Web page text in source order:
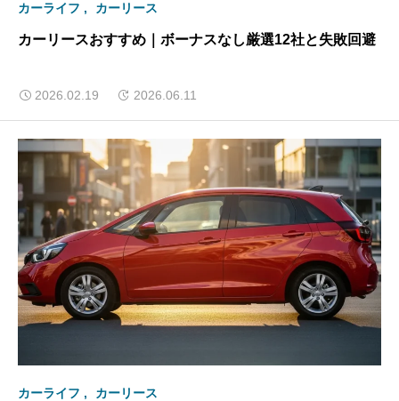
カーライフ カーリース
カーリースおすすめ｜ボーナスなし厳選12社と失敗回避
2026.02.19 2026.06.11
カーライフ カーリース